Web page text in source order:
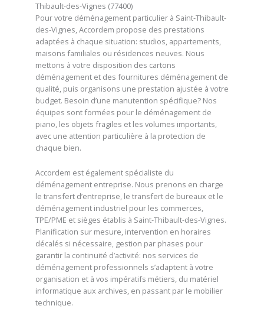
Thibault-des-Vignes (77400)
Pour votre déménagement particulier à Saint-Thibault-
des-Vignes, Accordem propose des prestations
adaptées à chaque situation: studios, appartements,
maisons familiales ou résidences neuves. Nous
mettons à votre disposition des cartons
déménagement et des fournitures déménagement de
qualité, puis organisons une prestation ajustée à votre
budget. Besoin d’une manutention spécifique? Nos
équipes sont formées pour le déménagement de
piano, les objets fragiles et les volumes importants,
avec une attention particulière à la protection de
chaque bien.
Accordem est également spécialiste du
déménagement entreprise. Nous prenons en charge
le transfert d’entreprise, le transfert de bureaux et le
déménagement industriel pour les commerces,
TPE/PME et sièges établis à Saint-Thibault-des-Vignes.
Planification sur mesure, intervention en horaires
décalés si nécessaire, gestion par phases pour
garantir la continuité d’activité: nos services de
déménagement professionnels s’adaptent à votre
organisation et à vos impératifs métiers, du matériel
informatique aux archives, en passant par le mobilier
technique.